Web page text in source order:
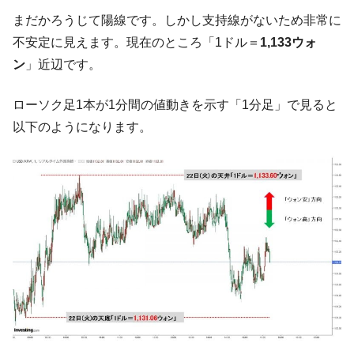
断
『Money1』
韓国･警察職員が「丸刈りになって抗議活
動」
国の過剰生産が世界を蝕む。
『Money1』
韓国製造業「半導体絶好調」のウラで他業
『Money1』
【米韓激突案件】韓国消費者院が『クーパ
ン』1人当たり賠償10万ウォンを認定 ⇒ 総額3兆7,000億
『Money1』 韓国で猛暑。南東部では干ばつ
『Money1』
韓国型イージス搭載の次世代駆逐艦
「KDDX」1番艦、2032年竣工と公示
『Money1』
【対日本円】ウォン安が急進！ 日米の協調
に韓国がいっちょがみしたのでは。
『Money1』
韓国政府『BYD』車への補助金を全廃 ⇒ 実
まだかろうじて陽線です。しかし支持線がないため非常に
不安定に見えます。現在のところ「1ドル＝ 1,133ウォ
ン 」近辺です。
ローソク足1本が1分間の値動きを示す「1分足」で見ると
以下のようになります。